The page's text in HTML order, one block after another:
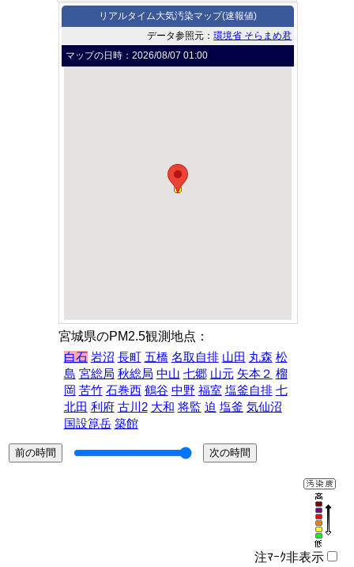
リアルタイム大気汚染マップ(速報値)
データ参照元：環境省 そらまめ君
マップの日時：2026/08/07 01:00
宮城県のPM2.5観測地点：
白石 岩沼 長町 五橋 名取自排 山田 丸森 松
島 宮総局 秋総局 中山 七郷 山元 矢本２ 榴
岡 苦竹 石巻西 鶴谷 中野 福室 塩釜自排 七
北田 利府 古川2 大和 将監 迫 塩釜 気仙沼
国設箟岳 築館
注ﾏｰｸ非表示